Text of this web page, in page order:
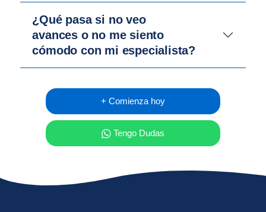
¿Qué pasa si no veo
avances o no me siento
cómodo con mi especialista?
+ Comienza hoy
Tengo Dudas